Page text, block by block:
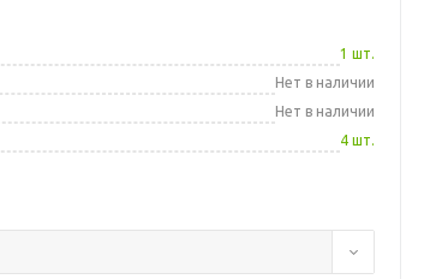
1 шт.
Нет в наличии
Нет в наличии
4 шт.